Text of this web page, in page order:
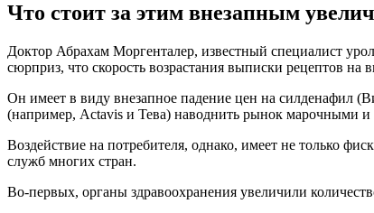
Что стоит за этим внезапным
Доктор Абрахам Моргенталер, известный специалист
сюрприз, что скорость возрастания выписки рецептов на
Он имеет в виду внезапное падение цен на силденафил
(например, Actavis и Тева) наводнить рынок марочными и
Воздействие на потребителя, однако, имеет не только
служб многих стран.
Во-первых, органы здравоохранения увеличили